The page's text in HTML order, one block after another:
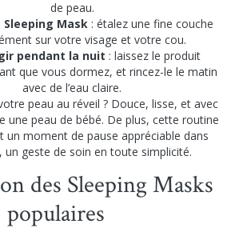
de peau.
Mask : étalez une fine couche
sur votre visage et votre cou.
pendant la nuit : laissez le produit
que vous dormez, et rincez-le le matin
avec de l’eau claire.
peau au réveil ? Douce, lisse, et avec
une peau de bébé. De plus, cette routine
un moment de pause appréciable dans
un geste de soin en toute simplicité.
des Sleeping Masks
populaires